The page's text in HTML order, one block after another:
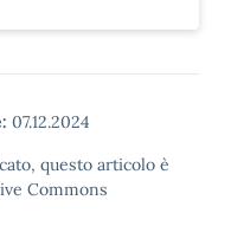
07.12.2024
questo articolo è
Commons